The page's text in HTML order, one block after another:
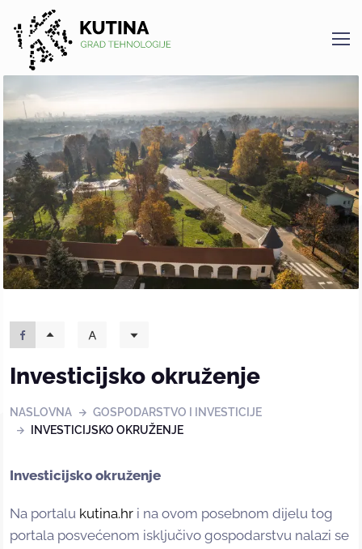
Kutina
Investicijsko okruženje
NASLOVNA
GOSPODARSTVO I INVESTICIJE
INVESTICIJSKO OKRUŽENJE
Investicijsko okruženje
Na portalu kutina.hr i na ovom posebnom dijelu tog
portala posvećenom isključivo gospodarstvu nalazi se